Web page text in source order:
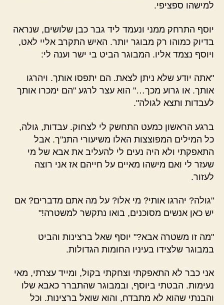
למישהו ספציפי.
יוסף התרחק ממני ונעמד ליד גבר כבן שלושים, שנראה
בדיוק כמוהו רק מבוגר יותר. האיש התקרב אליי לאט,
ויוסף נצמד אליו. המבוגר הביט בי ישר וענה לי:
"אתה יודע שלא ניתן לצאת. הם יתפסו אותך. ויהרגו
אותך. או גרוע מכך…" הוא עצר לרגע "הם ימכרו אותך
לעבדות ותצא לגולה".
ברגע הראשון כמעט התחשק לי לצחוק. עבדות, גולה,
כל המילים המפוצצות האלו משיעורי התנ"ך. אבל
התאפקתי ולא היה נעים לי להעליב את אבא של מי
שעזר לי ואם מישהו מאיים על חייהם אז אני רוצה
לעזור.
"גולה? יהרגו אותי? מי אלו? על מה אתם מדברים? אם
יש כאן אנשים מסוכנים, בואו נתקשר למשטרה!"
"מה זו משטרה אבא?" יוסף שאל ברצינות והביט
במבוגר שלצידו בעיניו החומות הגדולות.
אני כבר לא התאפקתי וצחקתי בקול, ומייד עצרתי, מאי
נעימות. הבטתי ביוסף, ובמבוגר שהתברר כאבא שלו
והבנתי שהוא לא מתבדח, והוא שואל ברצינות. וכל